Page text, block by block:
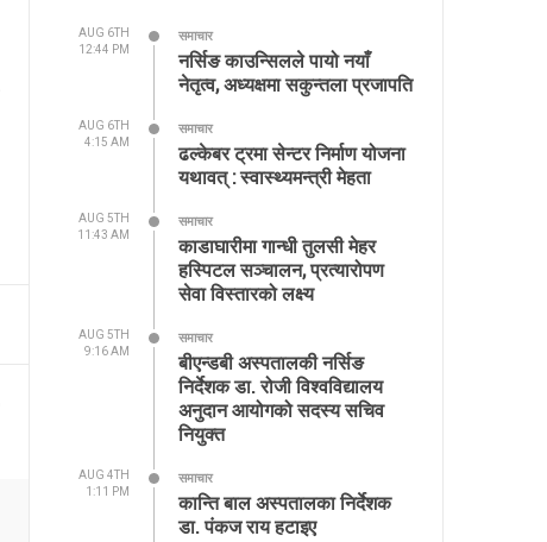
AUG 6TH
12:44 PM
समाचार
नर्सिङ काउन्सिलले पायो नयाँ
नेतृत्व, अध्यक्षमा सकुन्तला प्रजापति
AUG 6TH
4:15 AM
समाचार
ढल्केबर ट्रमा सेन्टर निर्माण योजना
यथावत् : स्वास्थ्यमन्त्री मेहता
AUG 5TH
11:43 AM
समाचार
काडाघारीमा गान्धी तुलसी मेहर
हस्पिटल सञ्चालन, प्रत्यारोपण
सेवा विस्तारको लक्ष्य
AUG 5TH
9:16 AM
समाचार
बीएन्डबी अस्पतालकी नर्सिङ
निर्देशक डा. रोजी विश्वविद्यालय
अनुदान आयोगको सदस्य सचिव
नियुक्त
AUG 4TH
1:11 PM
समाचार
कान्ति बाल अस्पतालका निर्देशक
डा. पंकज राय हटाइए